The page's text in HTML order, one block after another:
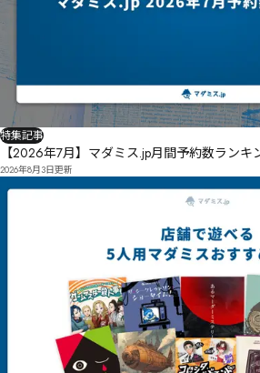
特集記事
【2026年7月】マダミス.jp月間予約数ランキ
2026年8月3日更新